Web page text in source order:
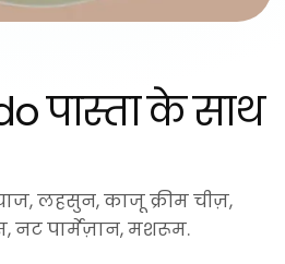
पास्ता के साथ
लहसुन, काजू क्रीम चीज़,
नट पार्मेज़ान, मशरूम.